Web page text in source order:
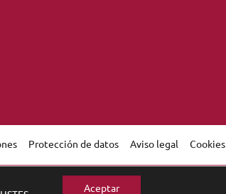
Protección de datos Aviso legal Cookies
Aceptar